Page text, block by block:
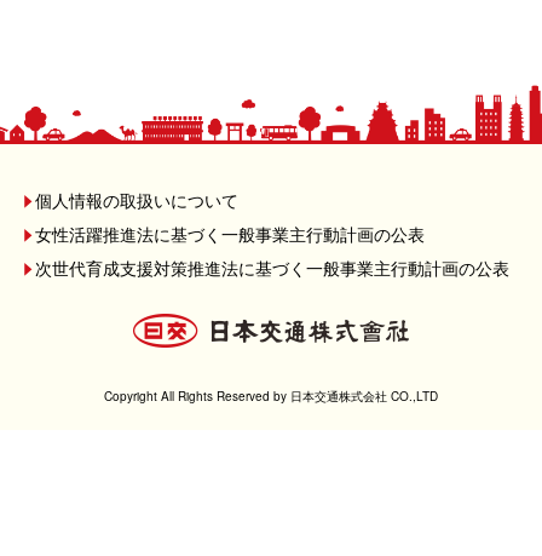
個人情報の取扱いについて
女性活躍推進法に基づく一般事業主行動計画の公表
次世代育成支援対策推進法に基づく一般事業主行動計画の公表
Copyright All Rights Reserved by 日本交通株式会社 CO.,LTD